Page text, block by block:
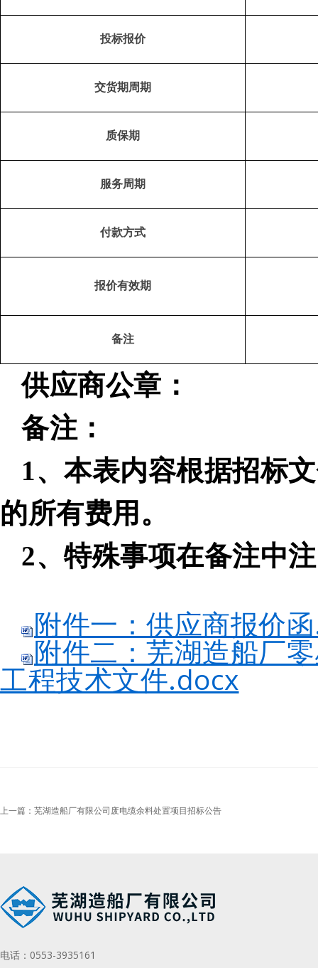
投标报价
交货期周期
质保期
服务周期
付款方式
报价有效期
备注
供应商公章：
备注：
1、本表内容根据招标
的所有费用。
2、特殊事项在备注中
附件一：供应商报价
附件二：芜湖造船厂
工程技术文件.docx
上一篇：芜湖造船厂有限公司废电缆余料处置项目招标公告
电话： 0553-3935161